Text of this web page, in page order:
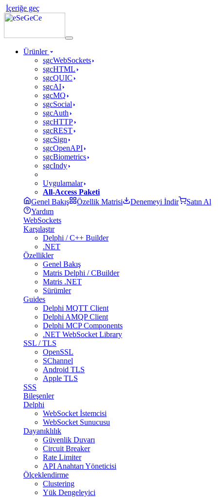
İçeriğe geç
Ürünler
sgcWebSockets
sgcHTML
sgcQUIC
sgcAI
sgcMQ
sgcSocial
sgcAuth
sgcHTTP
sgcREST
sgcSign
sgcOpenAPI
sgcBiometrics
sgcIndy
Uygulamalar
All-Access Paketi
Genel Bakış
Özellik Matrisi Denemeyi İndir
Satın Al
Yardım
WebSockets
Karşılaştır
Delphi / C++ Builder
.NET
Özellikler
Genel Bakış
Matris Delphi / CBuilder
Matris .NET
Sürümler
Guides
Delphi MQTT Client
Delphi AMQP Client
Delphi MCP Components
.NET WebSocket Library
SSL / TLS
OpenSSL
SChannel
Android TLS
Apple TLS
SSS
Bileşenler
Delphi
WebSocket İstemcisi
WebSocket Sunucusu
Dayanıklılık
Güvenlik Duvarı
Circuit Breaker
Rate Limiter
API Anahtarı Yöneticisi
Ölçeklendirme
Clustering
Yük Dengeleyici